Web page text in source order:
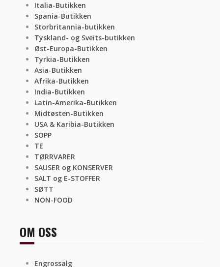
Italia-Butikken
Spania-Butikken
Storbritannia-butikken
Tyskland- og Sveits-butikken
Øst-Europa-Butikken
Tyrkia-Butikken
Asia-Butikken
Afrika-Butikken
India-Butikken
Latin-Amerika-Butikken
Midtøsten-Butikken
USA & Karibia-Butikken
SOPP
TE
TØRRVARER
SAUSER og KONSERVER
SALT og E-STOFFER
SØTT
NON-FOOD
OM OSS
Engrossalg